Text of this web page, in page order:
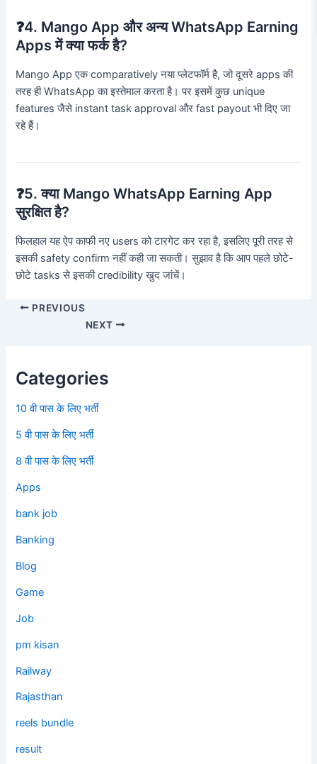
❓4. Mango App और अन्य WhatsApp Earning
Apps में क्या फर्क है?
Mango App एक comparatively नया प्लेटफॉर्म है, जो दूसरे apps की
तरह ही WhatsApp का इस्तेमाल करता है। पर इसमें कुछ unique
features जैसे instant task approval और fast payout भी दिए जा
रहे हैं।
❓5. क्या Mango WhatsApp Earning App
सुरक्षित है?
फिलहाल यह ऐप काफी नए users को टारगेट कर रहा है, इसलिए पूरी तरह से
इसकी safety confirm नहीं कही जा सकती। सुझाव है कि आप पहले छोटे-
छोटे tasks से इसकी credibility खुद जांचें।
PREVIOUS
NEXT
Categories
10 वी पास के लिए भर्ती
5 वी पास के लिए भर्ती
8 वी पास के लिए भर्ती
Apps
bank job
Banking
Blog
Game
Job
pm kisan
Railway
Rajasthan
reels bundle
result